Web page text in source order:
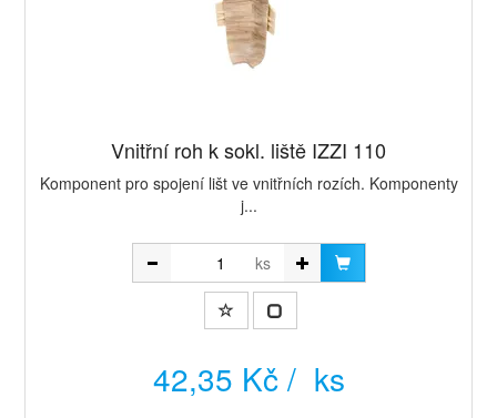
Vnitřní roh k sokl. liště IZZI 110
Komponent pro spojení lišt ve vnitřních rozích. Komponenty
j...
ks
42,35 Kč / ks